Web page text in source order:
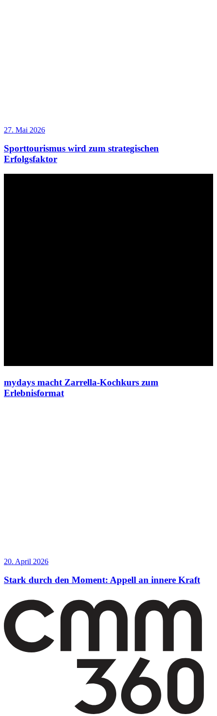
27. Mai 2026
Sporttourismus wird zum strategischen
Erfolgsfaktor
mydays macht Zarrella-Kochkurs zum
Erlebnisformat
20. April 2026
Stark durch den Moment: Appell an innere Kraft